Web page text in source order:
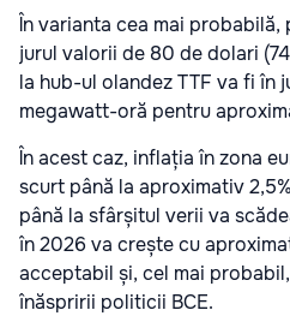
În varianta cea mai
jurul valorii de 80 de dolari
la hub-ul olandez TTF va fi în
megawatt-oră pentru
În acest caz, inflația în zona
scurt până la aproximativ
până la sfârșitul verii va
în 2026 va crește cu
acceptabil și, cel mai
înăspririi politicii BCE.